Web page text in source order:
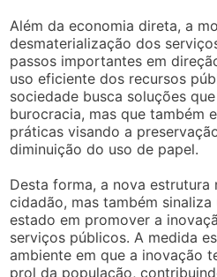
Além da economia direta, a
desmaterialização dos
passos importantes em
uso eficiente dos recursos
sociedade busca soluções
burocracia, mas que também
práticas visando a
diminuição do uso de papel.
Desta forma, a nova
cidadão, mas também
estado em promover a
serviços públicos. A medida
ambiente em que a inovação
prol da população,